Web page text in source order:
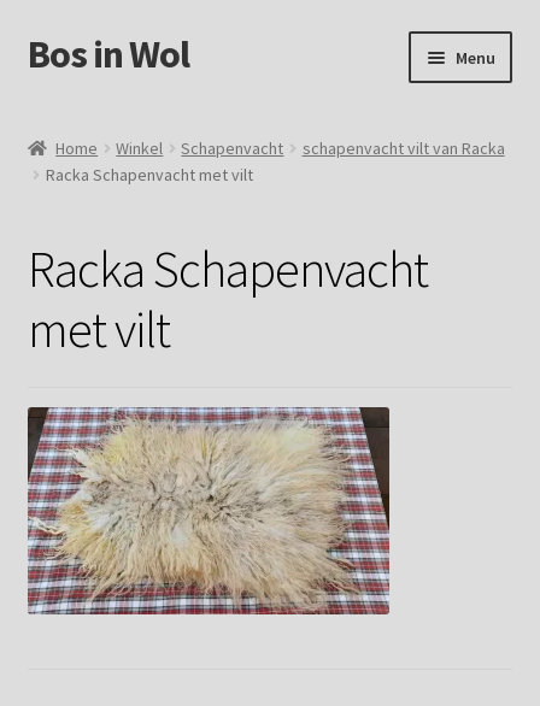
Ga
door
navigatie
Ga
naar
inhoud
Bos in Wol Menu
Over Bos in Wol
Contact
Foto`s verkochte vachten
Privacybeleid
Home Winkel Schapenvacht
schapenvacht vilt van Racka
Racka Schapenvacht met vilt
Racka Schapenvacht
met vilt